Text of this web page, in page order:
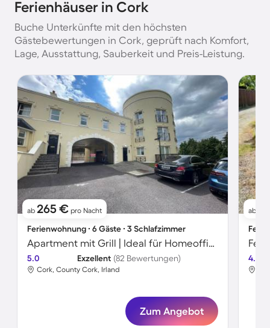
Ferienhäuser in Cork
Buche Unterkünfte mit den höchsten
Gästebewertungen in Cork, geprüft nach Komfort,
Lage, Ausstattung, Sauberkeit und Preis-Leistung.
ab 265 € pro Nacht
Ferienwohnung ∙ 6 Gäste ∙ 3 Schlafzimmer
Apartment mit Grill | Ideal für Homeoffice
5.0 Exzellent (82 Bewertungen)
Cork, County Cork, Irland
Zum Angebot
ab
4.8